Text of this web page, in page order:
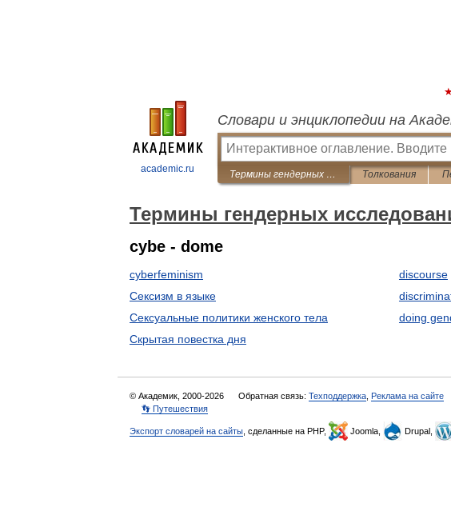
academic.ru
Словари и энциклопедии на
Термины гендерных исследований Толкования
Термины гендерных
cybe - dome
cyberfeminism
Cексизм в языке
Cексуальные политики женского тела
Cкрытая повестка дня
discourse
doing
© Академик, 2000-2026 Обратная связь: Техподдержка Реклама на сайте
👣 Путешествия
Экспорт словарей на сайты , сделанные на PHP, Joomla, Drupal,